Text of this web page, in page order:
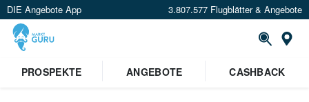
DIE Angebote App 3.807.577 Flugblätter & Angebote
PROSPEKTE ANGEBOTE CASHBACK